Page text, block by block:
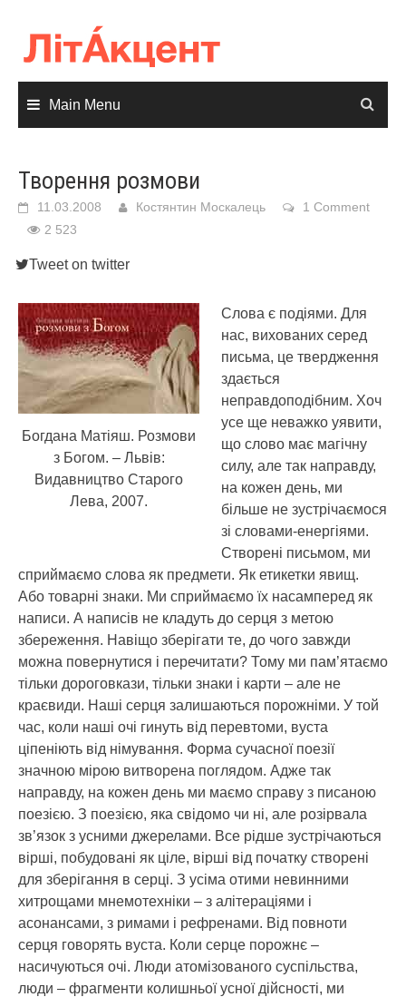
content
Main Menu
Творення розмови
11.03.2008 Костянтин Москалець
1 Comment
2 523
Tweet on twitter
Богдана Матіяш. Розмови
з Богом. – Львів:
Видавництво Старого
Лева, 2007.
Слова є подіями. Для
нас, вихованих серед
письма, це твердження
здається
неправдоподібним. Хоч
усе ще неважко уявити,
що слово має магічну
силу, але так направду,
на кожен день, ми
більше не зустрічаємося
зі словами-енергіями.
Створені письмом, ми
сприймаємо слова як предмети. Як етикетки явищ.
Або товарні знаки. Ми сприймаємо їх насамперед як
написи. А написів не кладуть до серця з метою
збереження. Навіщо зберігати те, до чого завжди
можна повернутися і перечитати? Тому ми пам’ятаємо
тільки дороговкази, тільки знаки і карти – але не
краєвиди. Наші серця залишаються порожніми. У той
час, коли наші очі гинуть від перевтоми, вуста
ціпеніють від німування. Форма сучасної поезії
значною мірою витворена поглядом. Адже так
направду, на кожен день ми маємо справу з писаною
поезією. З поезією, яка свідомо чи ні, але розірвала
зв’язок з усними джерелами. Все рідше зустрічаються
вірші, побудовані як ціле, вірші від початку створені
для зберігання в серці. З усіма отими невинними
хитрощами мнемотехніки – з алітераціями і
асонансами, з римами і рефренами. Від повноти
серця говорять вуста. Коли серце порожнє –
насичуються очі. Люди атомізованого суспільства,
люди – фрагменти колишньої усної дійсності, ми